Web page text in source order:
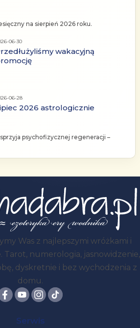
na sierpień 2026 roku.
06-30
wakacyjną
06-28
2026 astrologicznie
psychofizycznej regeneracji –
Was z najlepszymi wróżkami i
Tarot, numerologia, jasnowidzenie,
dyskretnie i bez wychodzenia z
domu.
Serwis